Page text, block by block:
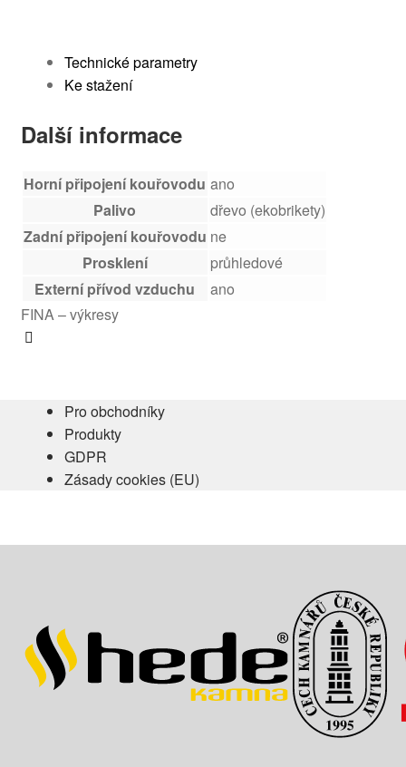
Technické parametry
Ke stažení
Další informace
Horní připojení kouřovodu ano
Palivo
dřevo (ekobrikety)
Zadní připojení kouřovodu ne
Prosklení
průhledové
Externí přívod vzduchu
ano
FINA – výkresy
Pro obchodníky
Produkty
GDPR
Zásady cookies (EU)